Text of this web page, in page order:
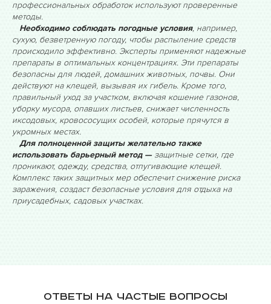
профессиональных обработок используют проверенные
методы.
Необходимо соблюдать погодные условия, например,
сухую, безветренную погоду, чтобы распыление средств
происходило эффективно. Эксперты применяют надежные
препараты в оптимальных концентрациях. Эти препараты
безопасны для людей, домашних животных, почвы. Они
действуют на клещей, вызывая их гибель. Кроме того,
правильный уход за участком, включая кошение газонов,
уборку мусора, опавших листьев, снижает численность
иксодовых, кровососущих особей, которые прячутся в
укромных местах.
Для полноценной защиты желательно также
использовать барьерный метод —защитные сетки, где
проникают, одежду, средства, отпугивающие клещей.
Комплекс таких защитных мер обеспечит снижение риска
заражения, создаст безопасные условия для отдыха на
приусадебных, садовых участках.
Ответы на частые вопросы